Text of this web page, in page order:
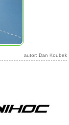
autor: Dan Koubek